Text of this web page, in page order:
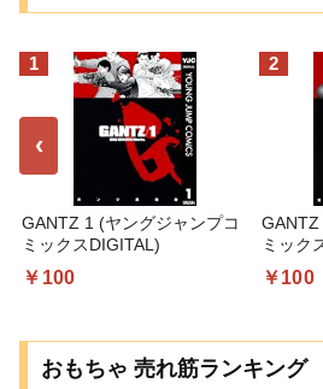
‹
1
GANTZ 1 (ヤングジャンプコ
ミックスDIGITAL)
￥100
2
GANTZ
ミック
￥100
おもちゃ 売れ筋ランキング